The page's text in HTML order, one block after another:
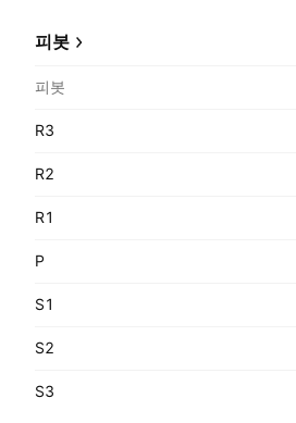
피봇
피봇
R3
R2
R1
P
S1
S2
S3